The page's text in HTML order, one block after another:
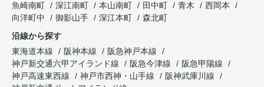
魚崎南町
深江南町 本山南町 田中町 青木
西岡本
向洋町中
御影山手 深江本町
森北町
沿線から探す
東海道本線
阪神本線
阪急神戸本線
神戸新交通六甲アイランド線
阪急今津線
阪急甲陽線
神戸高速東西線
神戸市西神・山手線
阪神武庫川線